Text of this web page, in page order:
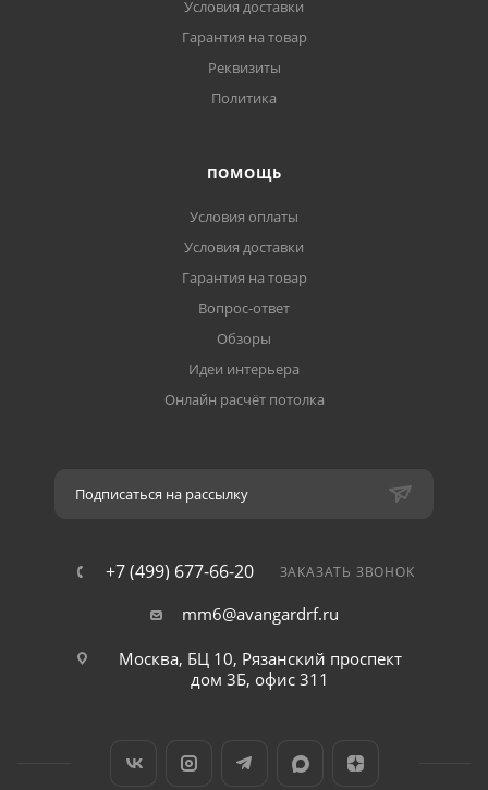
Условия доставки
Гарантия на товар
Реквизиты
Политика
ПОМОЩЬ
Условия оплаты
Условия доставки
Гарантия на товар
Вопрос-ответ
Обзоры
Идеи интерьера
Онлайн расчёт потолка
Подписаться на рассылку
+7 (499) 677-66-20 ЗАКАЗАТЬ ЗВОНОК
mm6@avangardrf.ru
Москва, БЦ 10, Рязанский проспект
дом 3Б, офис 311